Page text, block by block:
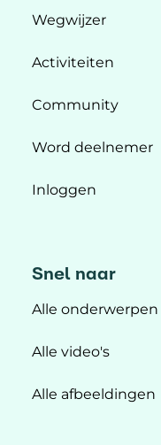
Wegwijzer
Activiteiten
Community
Word deelnemer
Inloggen
Snel naar
Alle onderwerpen
Alle video's
Alle afbeeldingen